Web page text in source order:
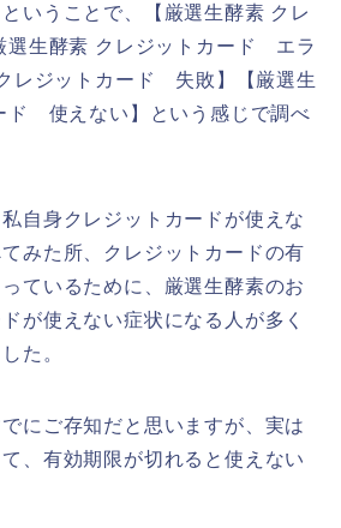
いうことで、【厳選生酵素 クレ
選生酵素 クレジットカード エラ
レジットカード 失敗】【厳選生
ド 使えない】という感じで調べ
自身クレジットカードが使えな
みた所、クレジットカードの有
ているために、厳選生酵素のお
が使えない症状になる人が多く
た。
にご存知だと思いますが、実は
、有効期限が切れると使えない